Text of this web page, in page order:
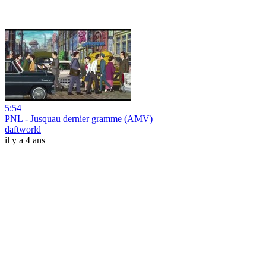
5:54
PNL - Jusquau dernier gramme (AMV)
daftworld
il y a 4 ans